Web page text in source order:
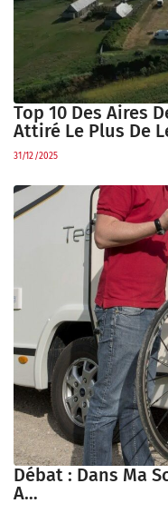
Top 10 Des Aires
Attiré Le Plus De
31/12/2025
Débat : Dans Ma
A…